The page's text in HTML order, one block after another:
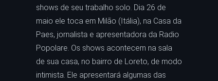
shows de seu trabalho solo. Dia 26 de
maio ele toca em Milão (Itália), na Casa da
Paes, jornalista e apresentadora da Radio
Popolare. Os shows acontecem na sala
de sua casa, no bairro de Loreto, de modo
intimista. Ele apresentará algumas das